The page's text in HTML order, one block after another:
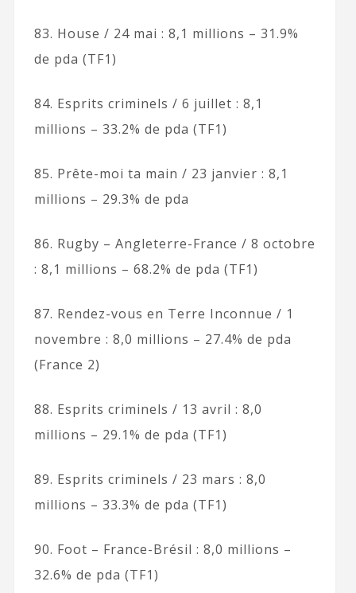
83. House / 24 mai : 8,1 millions – 31.9%
de pda (TF1)
84. Esprits criminels / 6 juillet : 8,1
millions – 33.2% de pda (TF1)
85. Prête-moi ta main / 23 janvier : 8,1
millions – 29.3% de pda
86. Rugby – Angleterre-France / 8 octobre
: 8,1 millions – 68.2% de pda (TF1)
87. Rendez-vous en Terre Inconnue / 1
novembre : 8,0 millions – 27.4% de pda
(France 2)
88. Esprits criminels / 13 avril : 8,0
millions – 29.1% de pda (TF1)
89. Esprits criminels / 23 mars : 8,0
millions – 33.3% de pda (TF1)
90. Foot – France-Brésil : 8,0 millions –
32.6% de pda (TF1)